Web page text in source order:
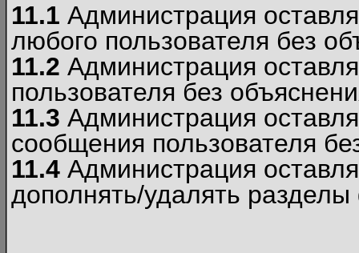
11.1 Администрация
любого пользователя без
11.2 Администрация
пользователя без
11.3 Администрация
сообщения пользователя
11.4 Администрация
дополнять/удалять